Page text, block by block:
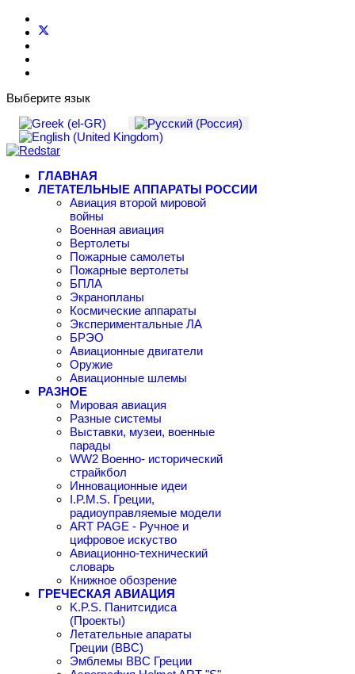
Выберите язык
ГЛАВНАЯ
ЛЕТАТЕЛЬНЫЕ АППАРАТЫ РОССИИ
Авиация второй мировой
войны
Военная авиация
Вертолеты
Пожарные самолеты
Пожарные вертолеты
БПЛА
Экранопланы
Космические аппараты
Экспериментальные ЛА
БРЭО
Авиационные двигатели
Оружие
Авиационные шлемы
РАЗНОЕ
Мировая авиация
Разные системы
Выставки, музеи, военные
парады
WW2 Военно- исторический
страйкбол
Инновационные идеи
I.P.M.S. Греции,
радиоуправляемые модели
ART PAGE - Ручное и
цифровое искуство
Авиационно-технический
словарь
Книжное обозрение
ГРЕЧЕСКАЯ АВИАЦИЯ
K.P.S. Панитсидиса
(Проекты)
Летательные апараты
Греции (ВВС)
Эмблемы ВВС Греции